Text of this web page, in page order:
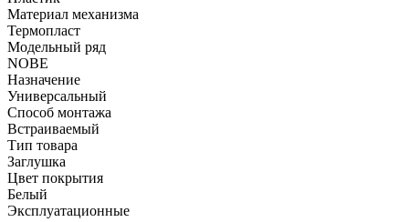
Материал механизма
Термопласт
Модельный ряд
NOBE
Назначение
Универсальный
Способ монтажа
Встраиваемый
Тип товара
Заглушка
Цвет покрытия
Белый
Эксплуатационные